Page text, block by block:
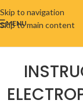
Skip to navigation
Skip to main content
MENU